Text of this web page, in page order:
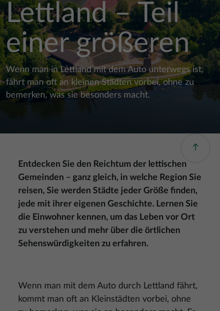
Lettland – Teil
einer größeren
Wenn man in Lettland mit dem Auto unterwegs ist,
fährt man oft an kleinen Städten vorbei, ohne zu
bemerken, was sie besonders macht.
Entdecken Sie den Reichtum der lettischen
Gemeinden – ganz gleich, in welche Region Sie
reisen, Sie werden Städte jeder Größe finden,
jede mit ihrer eigenen Geschichte. Lernen Sie
die Einwohner kennen, um das Leben vor Ort
zu verstehen und mehr über die örtlichen
Sehenswürdigkeiten zu erfahren.
Wenn man mit dem Auto durch Lettland fährt,
kommt man oft an Kleinstädten vorbei, ohne